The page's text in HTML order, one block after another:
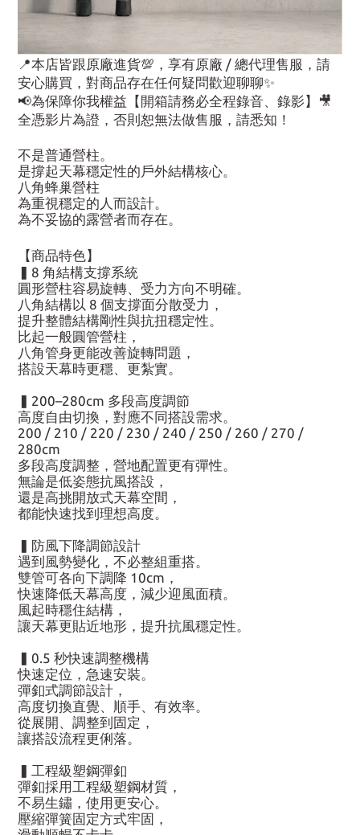
📍本店皆跟原廠進貨💯，享有原廠 / 總代理售服，請
安心購買，對商品存在任何疑問歡迎聊聊✨
📢為保障你我權益【開箱請務必全程錄音、錄影】🎥
全憑影片為證，否則恕無法做售服，請悉知！
不是普通營柱。
是撐起天幕穩定性的戶外結構核心。
八角蜂巢營柱
為重視穩定的人而設計。
為不妥協的露營者而存在。
【商品特色】
▍8 角結構支撐系統
圓形營柱容易旋轉、受力方向不明確。
八角結構以 8 個支撐面分散受力，
提升整體結構剛性與抗扭穩定性。
比起一般圓管營柱，
八角管身更能改善旋轉問題，
搭設天幕時更穩、更紮實。
▍200–280cm 多段高度調節
高度自由切換，對應不同搭設需求。
200 / 210 / 220 / 230 / 240 / 250 / 260 / 270 /
280cm
多段高度調整，營地配置更有彈性。
無論是低姿態抗風搭設，
還是高挑開放式天幕空間，
都能快速找到理想高度。
▍防風下降調節設計
遇到風勢變化，不必整組重搭。
雙管可各向下調降 10cm，
快速降低天幕高度，減少迎風面積。
風起時穩住結構，
讓天幕更貼近地形，提升抗風穩定性。
▍0.5 秒快速調整機構
快速定位，急速安裝。
彈釦式調節設計，
高度切換直覺、順手、有效率。
從展開、調整到固定，
讓搭設流程更俐落。
▍工程級塑鋼彈釦
彈釦採用工程級塑鋼材質，
不易生鏽，使用更安心。
壓縮彈簧固定方式牢固，